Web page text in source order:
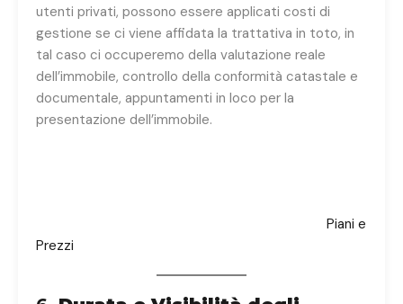
utenti privati, possono essere applicati costi di
gestione se ci viene affidata la trattativa in toto, in
tal caso ci occuperemo della valutazione reale
dell’immobile, controllo della conformità catastale e
documentale, appuntamenti in loco per la
presentazione dell’immobile.
Piani e
Prezzi